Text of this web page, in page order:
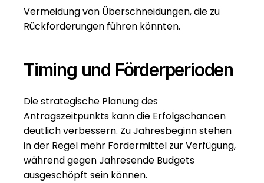
Vermeidung von Überschneidungen, die zu
Rückforderungen führen könnten.
Timing und Förderperioden
Die strategische Planung des
Antragszeitpunkts kann die Erfolgschancen
deutlich verbessern. Zu Jahresbeginn stehen
in der Regel mehr Fördermittel zur Verfügung,
während gegen Jahresende Budgets
ausgeschöpft sein können.